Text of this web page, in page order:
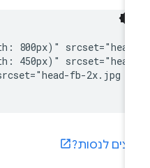
800px)"
450px)"
srcset="head-fb-2x.jpg
לנסות?